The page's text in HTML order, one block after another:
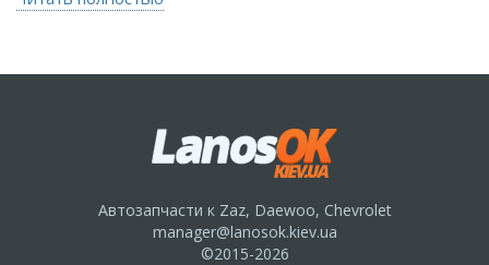
Автозапчасти к Zaz, Daewoo, Chevrolet
manager@lanosok.kiev.ua
©2015-2026